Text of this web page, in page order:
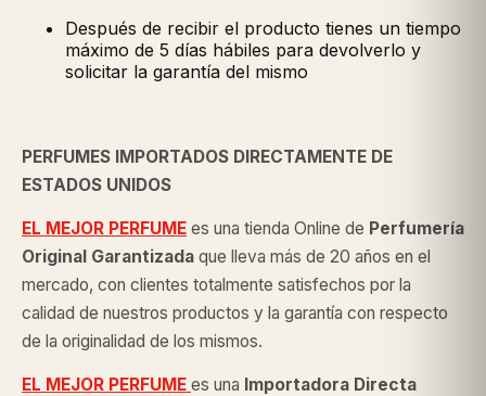
Después de recibir el producto tienes un tiempo
máximo de 5 días hábiles para devolverlo y
solicitar la garantía del mismo
PERFUMES IMPORTADOS DIRECTAMENTE DE
ESTADOS UNIDOS
EL MEJOR PERFUME es una tienda Online de Perfumería
Original Garantizada que lleva más de 20 años en el
mercado, con clientes totalmente satisfechos por la
calidad de nuestros productos y la garantía con respecto
de la originalidad de los mismos.
EL MEJOR PERFUME es una Importadora Directa